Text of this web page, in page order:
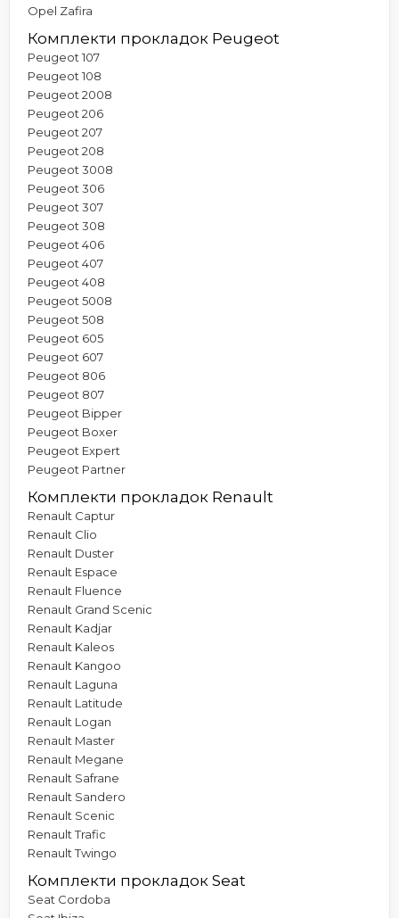
Opel Zafira
Комплекти прокладок Peugeot
Peugeot 107
Peugeot 108
Peugeot 2008
Peugeot 206
Peugeot 207
Peugeot 208
Peugeot 3008
Peugeot 306
Peugeot 307
Peugeot 308
Peugeot 406
Peugeot 407
Peugeot 408
Peugeot 5008
Peugeot 508
Peugeot 605
Peugeot 607
Peugeot 806
Peugeot 807
Peugeot Bipper
Peugeot Boxer
Peugeot Expert
Peugeot Partner
Комплекти прокладок Renault
Renault Captur
Renault Clio
Renault Duster
Renault Espace
Renault Fluence
Renault Grand Scenic
Renault Kadjar
Renault Kaleos
Renault Kangoo
Renault Laguna
Renault Latitude
Renault Logan
Renault Master
Renault Megane
Renault Safrane
Renault Sandero
Renault Scenic
Renault Trafic
Renault Twingo
Комплекти прокладок Seat
Seat Cordoba